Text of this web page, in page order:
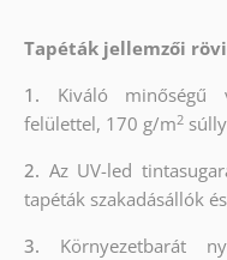
Tapéták jellemzői
1. Kiváló minőségű
felülettel, 170 g/m2
2. Az UV-led
tapéták szakadásállók
3. Környezetbarát